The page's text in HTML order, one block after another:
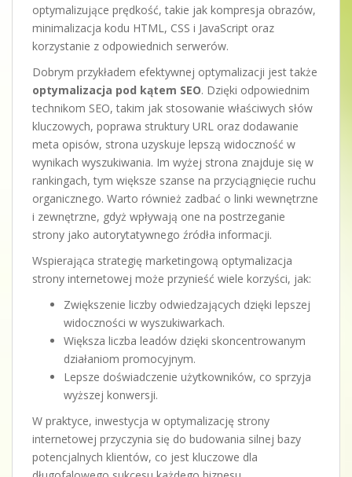
optymalizujące prędkość, takie jak kompresja obrazów,
minimalizacja kodu HTML, CSS i JavaScript oraz
korzystanie z odpowiednich serwerów.
Dobrym przykładem efektywnej optymalizacji jest także
optymalizacja pod kątem SEO. Dzięki odpowiednim
technikom SEO, takim jak stosowanie właściwych słów
kluczowych, poprawa struktury URL oraz dodawanie
meta opisów, strona uzyskuje lepszą widoczność w
wynikach wyszukiwania. Im wyżej strona znajduje się w
rankingach, tym większe szanse na przyciągnięcie ruchu
organicznego. Warto również zadbać o linki wewnętrzne
i zewnętrzne, gdyż wpływają one na postrzeganie
strony jako autorytatywnego źródła informacji.
Wspierająca strategię marketingową optymalizacja
strony internetowej może przynieść wiele korzyści, jak:
Zwiększenie liczby odwiedzających dzięki lepszej
widoczności w wyszukiwarkach.
Większa liczba leadów dzięki skoncentrowanym
działaniom promocyjnym.
Lepsze doświadczenie użytkowników, co sprzyja
wyższej konwersji.
W praktyce, inwestycja w optymalizację strony
internetowej przyczynia się do budowania silnej bazy
potencjalnych klientów, co jest kluczowe dla